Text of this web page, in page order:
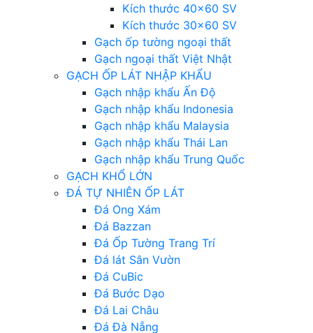
Kích thước 40×60 SV
Kích thước 30×60 SV
Gạch ốp tường ngoại thất
Gạch ngoại thất Việt Nhật
GẠCH ỐP LÁT NHẬP KHẨU
Gạch nhập khẩu Ấn Độ
Gạch nhập khẩu Indonesia
Gạch nhập khẩu Malaysia
Gạch nhập khẩu Thái Lan
Gạch nhập khẩu Trung Quốc
GẠCH KHỔ LỚN
ĐÁ TỰ NHIÊN ỐP LÁT
Đá Ong Xám
Đá Bazzan
Đá Ốp Tường Trang Trí
Đá lát Sân Vườn
Đá CuBic
Đá Bước Dạo
Đá Lai Châu
Đá Đà Nẵng